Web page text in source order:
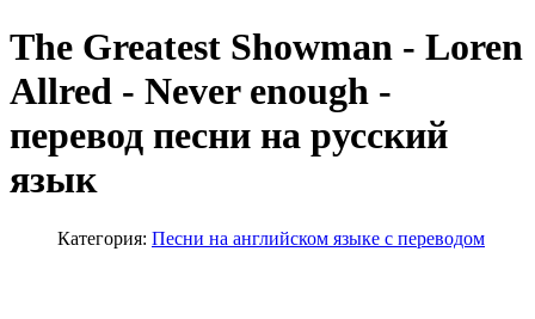
The Greatest Showman - Loren
Allred - Never enough -
перевод песни на русский
язык
Категория: Песни на английском языке с переводом